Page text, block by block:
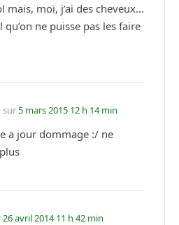
mais, moi, j’ai des cheveux…
qu’on ne puisse pas les faire
sur5 mars 2015 12 h 14 min
a jour dommage :/ ne
26 avril 2014 11 h 42 min